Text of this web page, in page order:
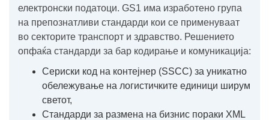
електронски податоци. GS1 има изработено група
на препознатливи стандарди кои се применуваат
во секторите транспорт и здравство. Решението
опфаќа стандарди за бар кодирање и комуникација:
Сериски код на контејнер (SSCC) за уникатно
обележување на логистичките единици ширум
светот,
Стандарди за размена на бизнис пораки XML